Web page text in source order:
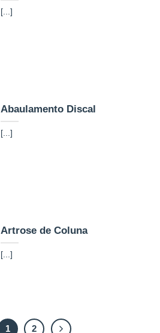
[...]
Abaulamento Discal
[...]
Artrose de Coluna
[...]
1 2